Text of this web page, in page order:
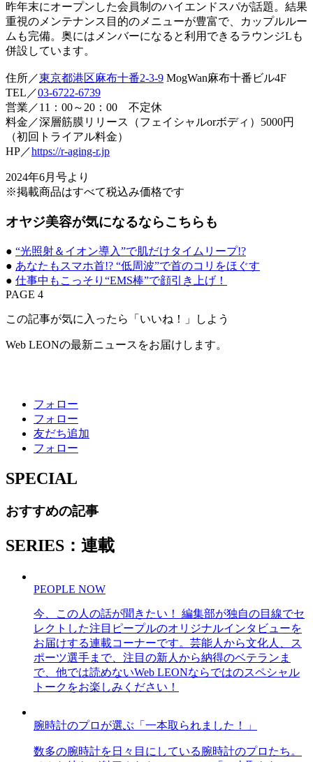
昨年末にオープンした会員制のハイエンドスパが話題。結果
重視のメンテナンス目的のメニューが豊富で、カップルルー
ムも完備。奥にはメンバーになると利用できるラウンジLも
併設しています。
住所／東京都港区麻布十番2-3-9 MogWan麻布十番ビル4F
TEL／03-6722-6739
営業／11：00～20：00 不定休
料金／深層筋膜リリース（フェイシャルorボディ）5000円
（初回トライアル料金）
HP／https://r-aging-r.jp
2024年6月号より
※掲載商品はすべて税込み価格です
オヤジ美容が気になるならこちらも
● “光照射＆イオン導入”で肌だけタイムリープ!?
● あなたもスマホ首!? “低周波”で首のコリをほぐす
● 仕事中もこっそり“EMS棒”で顔引き上げ！
PAGE 4
この記事が気に入ったら「いいね！」しよう
Web LEONの最新ニュースをお届けします。
フォロー
フォロー
友だち追加
フォロー
SPECIAL
おすすめの記事
SERIES：連載
PEOPLE NOW
今、この人の話が聞きたい！ 編集部が独自の目線でセ
レクトした注目ピープルのオリジナルインタビューを
お届けする連載コーナーです。芸能人から文化人、ス
ポーツ選手まで、注目の新人から納得のベテランま
で、他では読めないWeb LEONならではのスペシャル
トークをお楽しみください！
腕時計のプロが選ぶ「一本取られました！」
数多の腕時計を日々目にしている腕時計のプロたち。